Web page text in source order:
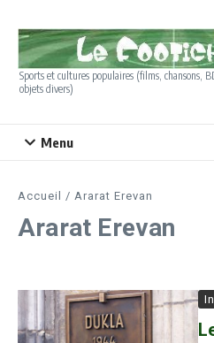
Sports et cultures populaires (films, chansons,
objets divers)
Menu
Accueil / Ararat Erevan
Ararat Erevan